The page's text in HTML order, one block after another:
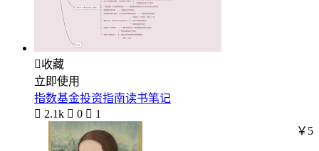
收藏
立即使用
指数基金投资指南读书笔记
 2.1k  0  1
￥5